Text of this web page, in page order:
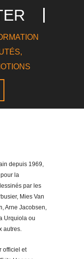
depuis 1969,
la
par les
Mies Van
Arne Jacobsen,
Urquiola ou
autres.
officiel et